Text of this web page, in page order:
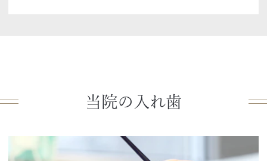
当院の入れ歯